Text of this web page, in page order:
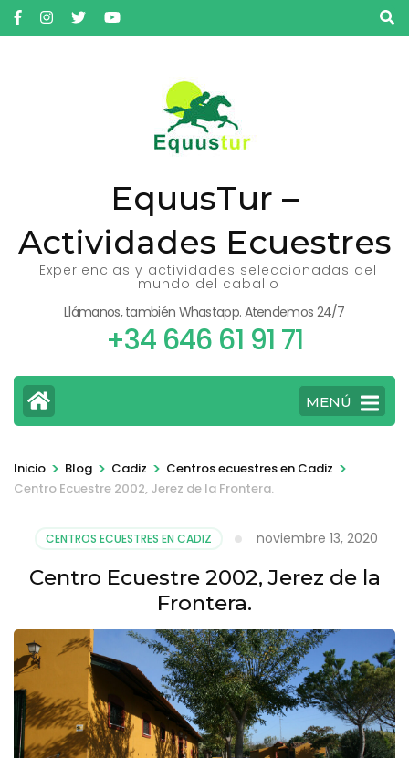
Saltar
al
EquusTur –
Actividades Ecuestres
Experiencias y actividades seleccionadas del
mundo del caballo
Llámanos, también Whastapp. Atendemos 24/7
+34 646 61 91 71
MENÚ
Inicio > Blog > Cadiz > Centros ecuestres en Cadiz >
Centro Ecuestre 2002, Jerez de la Frontera.
CENTROS ECUESTRES EN CADIZ noviembre 13, 2020
Centro Ecuestre 2002, Jerez de la
Frontera.